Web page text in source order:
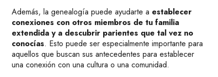
Además, la genealogía puede ayudarte a establecer
conexiones con otros miembros de tu familia
extendida y a descubrir parientes que tal vez no
conocías. Esto puede ser especialmente importante para
aquellos que buscan sus antecedentes para establecer
una conexión con una cultura o una comunidad.